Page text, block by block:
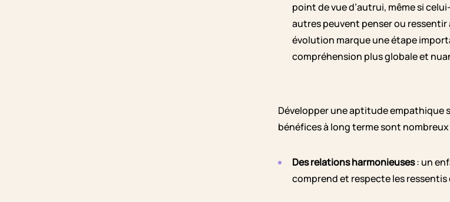
point de vue d’autrui, même si
autres peuvent penser ou
évolution marque une étape
compréhension plus globale et
Développer une aptitude empathique
bénéfices à long terme sont nombreux
Des relations harmonieuses: un
comprend et respecte les ressentis